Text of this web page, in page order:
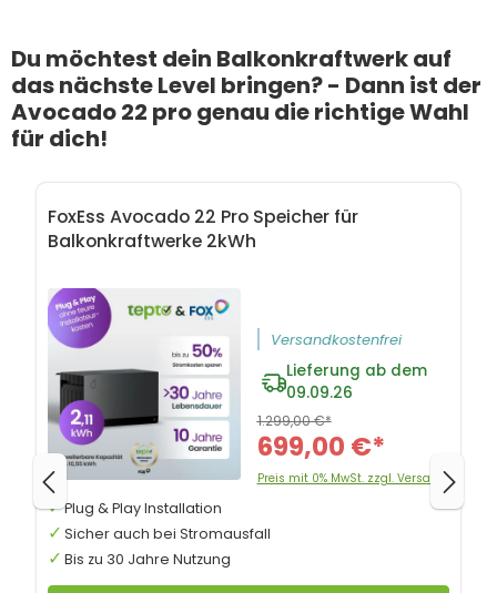
Du möchtest dein Balkonkraftwerk auf
das nächste Level bringen? - Dann ist der
Avocado 22 pro genau die richtige Wahl
für dich!
FoxEss Avocado 22 Pro Speicher für
Balkonkraftwerke 2kWh
Versandkostenfrei
Lieferung ab dem
09.09.26
699,00 €*
1.299,00 €*
Preis mit 0% MwSt. zzgl. Versand
Plug & Play Installation
Sicher auch bei Stromausfall
Bis zu 30 Jahre Nutzung